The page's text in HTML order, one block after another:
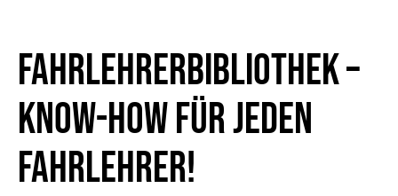
Fahrlehrerbibliothek –
Know-how für jeden
Fahrlehrer!